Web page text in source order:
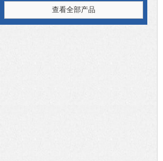
查看全部产品